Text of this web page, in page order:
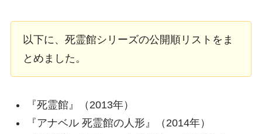
以下に、死霊館シリーズの公開順リストをま
とめました。
『死霊館』（2013年）
『アナベル 死霊館の人形』（2014年）